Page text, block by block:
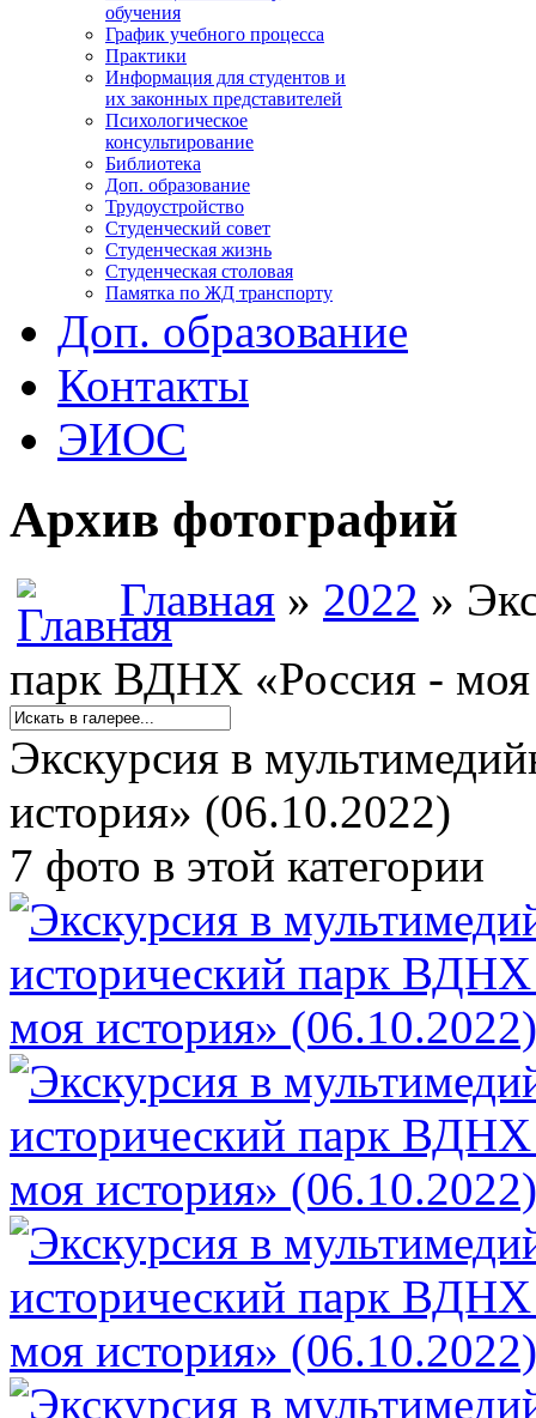
обучения
График учебного процесса
Практики
Информация для студентов и
их законных представителей
Психологическое
консультирование
Библиотека
Доп. образование
Трудоустройство
Студенческий совет
Студенческая жизнь
Студенческая столовая
Памятка по ЖД транспорту
Доп. образование
Контакты
ЭИОС
Архив фотографий
Главная » 2022 »
парк ВДНХ «Россия - моя
Экскурсия в
история» (06.10.2022)
7 фото в этой категории